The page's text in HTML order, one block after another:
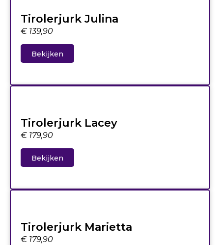
Tirolerjurk Julina
€ 139,90
Bekijken
Tirolerjurk Lacey
€ 179,90
Bekijken
Tirolerjurk Marietta
€ 179,90